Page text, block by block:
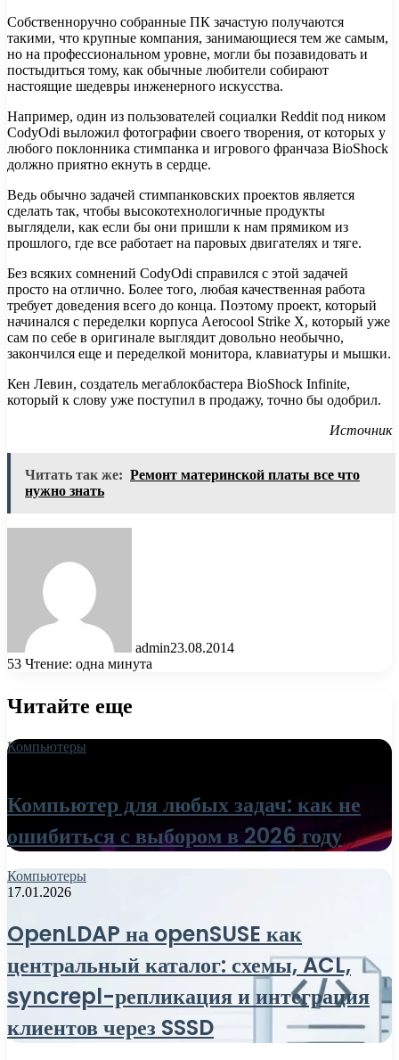
Собственноручно собранные ПК зачастую получаются
такими, что крупные компания, занимающиеся тем же самым,
но на профессиональном уровне, могли бы позавидовать и
постыдиться тому, как обычные любители собирают
настоящие шедевры инженерного искусства.
Например, один из пользователей социалки Reddit под ником
CodyOdi выложил фотографии своего творения, от которых у
любого поклонника стимпанка и игрового франчаза BioShock
должно приятно екнуть в сердце.
Ведь обычно задачей стимпанковских проектов является
сделать так, чтобы высокотехнологичные продукты
выглядели, как если бы они пришли к нам прямиком из
прошлого, где все работает на паровых двигателях и тяге.
Без всяких сомнений CodyOdi справился с этой задачей
просто на отлично. Более того, любая качественная работа
требует доведения всего до конца. Поэтому проект, который
начинался с переделки корпуса Aerocool Strike X, который уже
сам по себе в оригинале выглядит довольно необычно,
закончился еще и переделкой монитора, клавиатуры и мышки.
Кен Левин, создатель мегаблокбастера BioShock Infinite,
который к слову уже поступил в продажу, точно бы одобрил.
Источник
Читать так же: Ремонт материнской платы все что
нужно знать
admin23.08.2014
53 Чтение: одна минута
Читайте еще
Компьютеры
Компьютер для любых задач: как не
ошибиться с выбором в 2026 году
Компьютеры
17.01.2026
OpenLDAP на openSUSE как
центральный каталог: схемы, ACL,
syncrepl-репликация и интеграция
клиентов через SSSD